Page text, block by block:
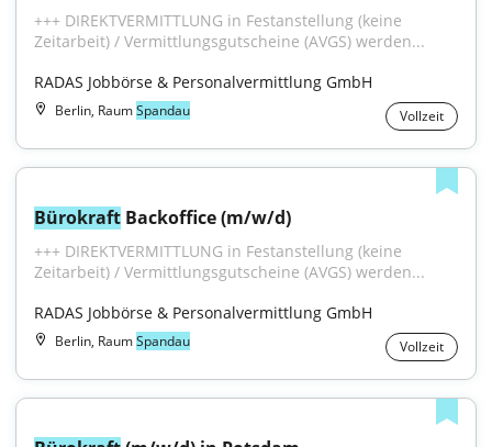
+++ DIREKTVERMITTLUNG in Festanstellung (keine
Zeitarbeit) / Vermittlungsgutscheine (AVGS) werden...
RADAS Jobbörse & Personalvermittlung GmbH
Berlin, RaumSpandau Vollzeit
Bürokraft Backoffice (m/w/d)
+++ DIREKTVERMITTLUNG in Festanstellung (keine
Zeitarbeit) / Vermittlungsgutscheine (AVGS) werden...
RADAS Jobbörse & Personalvermittlung GmbH
Berlin, RaumSpandau Vollzeit